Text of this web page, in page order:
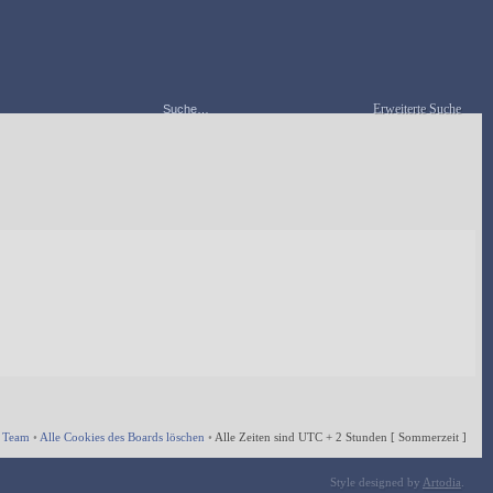
Erweiterte Suche
• Alle Cookies des Boards löschen • Alle Zeiten sind UTC + 2 Stunden [ Sommerzeit ]
Style designed by Artodia